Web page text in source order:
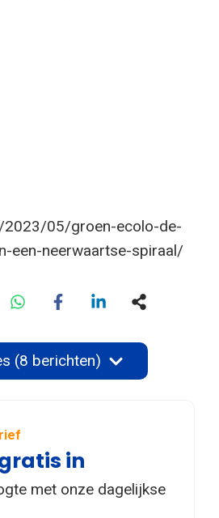
2023/05/groen-ecolo-de-
een-neerwaartse-spiraal/
(8 berichten)
in
met onze dagelijkse